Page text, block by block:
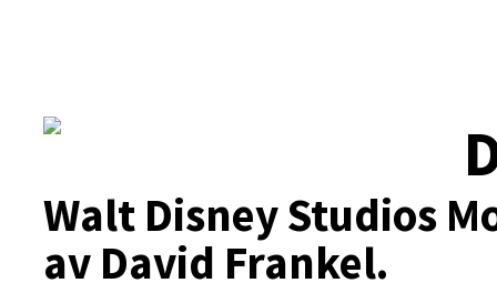
Walt Disney Studios
av David Frankel.